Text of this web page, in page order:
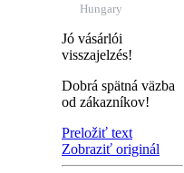
Hungary
Jó vásárlói
visszajelzés!
Dobrá spätná väzba
od zákazníkov!
Preložiť text
Zobraziť originál